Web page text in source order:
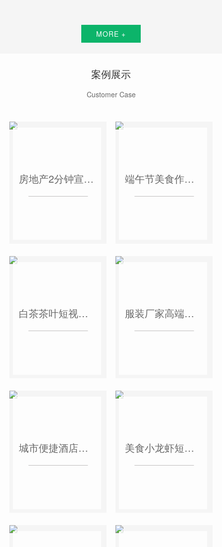
MORE +
案例展示
Customer Case
房地产2分钟宣传片 端午节美食作品短视频案例
白茶茶叶短视频作品 服装厂家高端短视频作品
城市便捷酒店短视频案例 美食小龙虾短视频案例